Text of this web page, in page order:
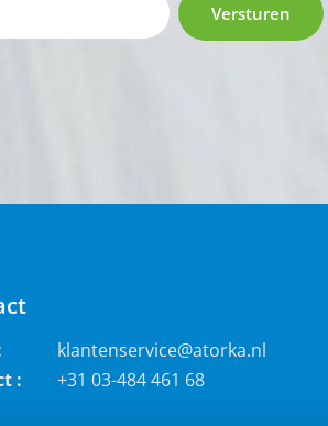
Versturen
klantenservice@atorka.nl
:
+31 03-484 461 68